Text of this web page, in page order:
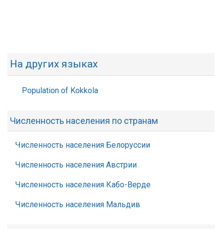
На других языках
Population of Kokkola
Численность населения по странам
Численность населения Белоруссии
Численность населения Австрии
Численность населения Кабо-Верде
Численность населения Мальдив